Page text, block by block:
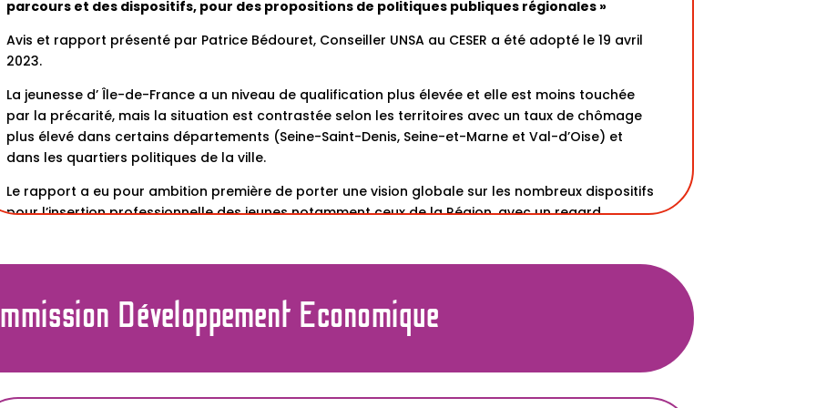
parcours et des dispositifs, pour des propositions de politiques publiques régionales »
Avis et rapport présenté par Patrice Bédouret, Conseiller UNSA au CESER a été adopté le 19 avril
2023.
La jeunesse d’ Île-de-France a un niveau de qualification plus élevée et elle est moins touchée
par la précarité, mais la situation est contrastée selon les territoires avec un taux de chômage
plus élevé dans certains départements (Seine-Saint-Denis, Seine-et-Marne et Val-d’Oise) et
dans les quartiers politiques de la ville.
Le rapport a eu pour ambition première de porter une vision globale sur les nombreux dispositifs
pour l’insertion professionnelle des jeunes notamment ceux de la Région, avec un regard
A lire :https://www.ceser-iledefrance.fr/ressource/insertion-professionnelle-des-jeunes-dile-
politiques-publiques-regionales/
Formation, transition professionnelle et entrepreneuriat : politiques publiques et activité
professionnelle des seniors en Île-de-France
Développement Economique